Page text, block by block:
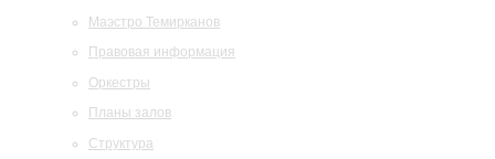
Маэстро Темирканов
Правовая информация
Оркестры
Планы залов
Структура